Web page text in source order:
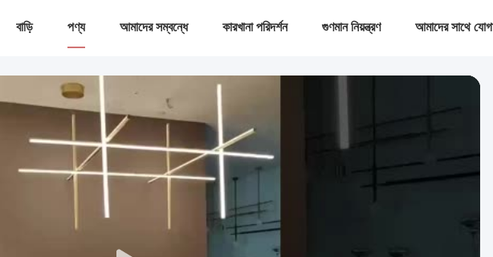
বাড়ি পণ্য আমাদের সম্বন্ধে কারখানা পরিদর্শন গুণমান নিয়ন্ত্রণ আমাদের সাথে